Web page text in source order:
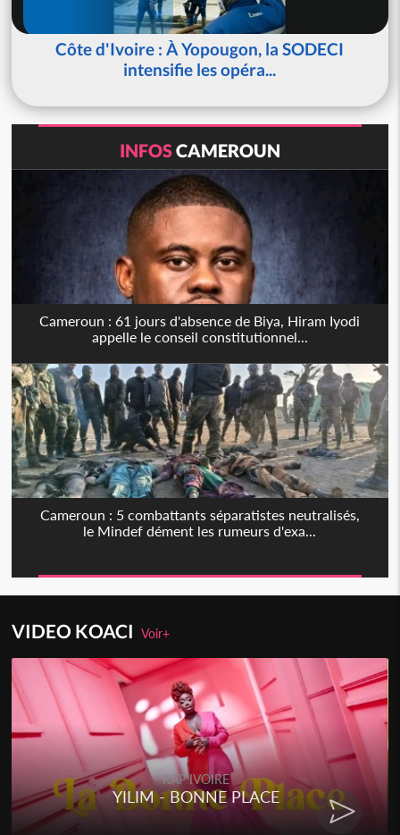
Côte d'Ivoire : À Yopougon, la SODECI
intensifie les opéra...
INFOSCAMEROUN
Cameroun : 61 jours d'absence de Biya, Hiram Iyodi
appelle le conseil constitutionnel...
Cameroun : 5 combattants séparatistes neutralisés,
le Mindef dément les rumeurs d'exa...
VIDEO KOACIVoir+
RAP IVOIRE
YILIM - BONNE PLACE